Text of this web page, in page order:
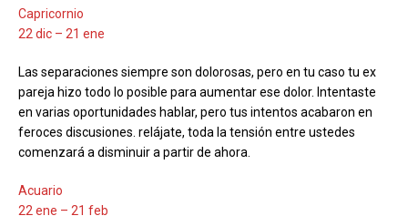
Capricornio
22 dic – 21 ene
Las separaciones siempre son dolorosas, pero en tu caso tu ex
pareja hizo todo lo posible para aumentar ese dolor. Intentaste
en varias oportunidades hablar, pero tus intentos acabaron en
feroces discusiones. relájate, toda la tensión entre ustedes
comenzará a disminuir a partir de ahora.
Acuario
22 ene – 21 feb